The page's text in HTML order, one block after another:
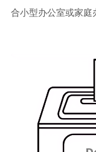
合小型办公室或家庭